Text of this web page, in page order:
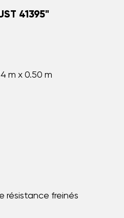
41395"
m x 0.50 m
résistance freinés